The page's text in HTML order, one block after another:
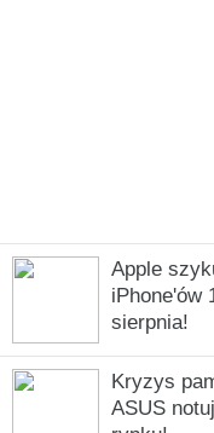
Apple
iPhone'ów
sierpnia!
Kryzys
ASUS